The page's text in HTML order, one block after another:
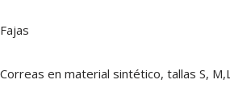
Fajas
Correas en material sintético, tallas S, M,L